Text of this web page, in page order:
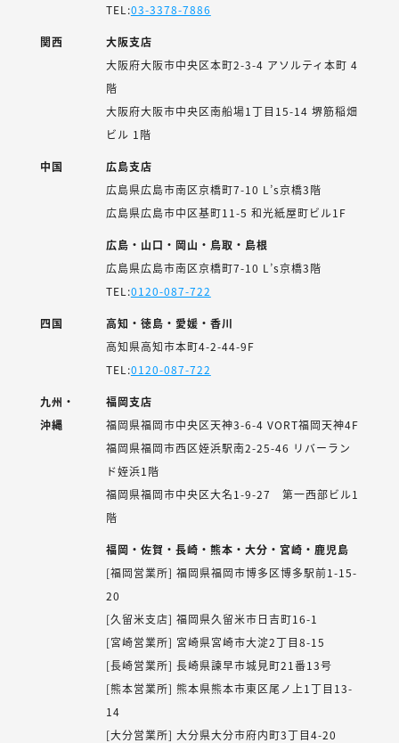
TEL:03-3378-7886
関西
大阪支店
大阪府大阪市中央区本町2-3-4 アソルティ本町 4
階
大阪府大阪市中央区南船場1丁目15-14 堺筋稲畑
ビル 1階
中国
広島支店
広島県広島市南区京橋町7-10 L’s京橋3階
広島県広島市中区基町11-5 和光紙屋町ビル1F
広島・山口・岡山・鳥取・島根
広島県広島市南区京橋町7-10 L’s京橋3階
TEL:0120-087-722
四国
高知・徳島・愛媛・香川
高知県高知市本町4-2-44-9F
TEL:0120-087-722
九州・
沖縄
福岡支店
福岡県福岡市中央区天神3-6-4 VORT福岡天神4F
福岡県福岡市西区姪浜駅南2-25-46 リバーラン
ド姪浜1階
福岡県福岡市中央区大名1-9-27 第一西部ビル1
階
福岡・佐賀・長崎・熊本・大分・宮崎・鹿児島
[福岡営業所] 福岡県福岡市博多区博多駅前1-15-
20
[久留米支店] 福岡県久留米市日吉町16-1
[宮崎営業所] 宮崎県宮崎市大淀2丁目8-15
[長崎営業所] 長崎県諫早市城見町21番13号
[熊本営業所] 熊本県熊本市東区尾ノ上1丁目13-
14
[大分営業所] 大分県大分市府内町3丁目4-20